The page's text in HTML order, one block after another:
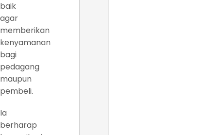
baik
agar
memberikan
kenyamanan
bagi
pedagang
maupun
pembeli.
Ia
berharap